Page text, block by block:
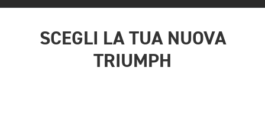
SCEGLI LA TUA NUOVA
TRIUMPH